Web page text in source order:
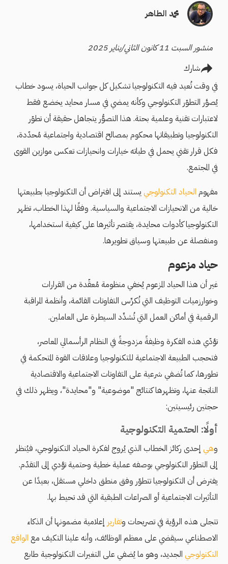
محمد الطاهر
منشور السبت 11 كانون الثاني/يناير 2025
شارك
في وقت تُعيد فيه التكنولوجيا تشكيل كل جوانب الحياة، يسود خطاب
يُصوَّر التطوّر التكنولوجي وكأنه يمضي في مسار محايد يخضع فقط
لاعتبارات تقنية وعلمية بحتة. هذا التصوُّر يتجاهل حقيقة أن تطوّر
التكنولوجيا وتطبيقاتها محكوم بمصالح اقتصادية واجتماعية مُحدّدة،
فكل قرار تقني يحمل في طياته خيارات وانحيازات تعكس موازين القوى
في المجتمع.
مفهوم الحياد التكنولوجي يستند إلى افتراض أن التكنولوجيا بطبيعتها
خالية من الانحيازات الاجتماعية والسياسية. وفقًا لهذا الخطاب، تظهر
التكنولوجيا كأدوات محايدة، يقتصر تأثيرها على كيفية استخدامها،
ومنفصلة عن طبيعتها وسياق تطويرها.
حياد مزعوم
غير أن هذا الحياد المزعوم يُخفي منظومة مُعقّدة من القرارات
وخوارزميات التوظيف التي تُكرِّس التفاوتات القائمة، وأنظمة المراقبة
الرقمية في أماكن العمل التي تُشدِّد السيطرة على العاملين.
تؤدّي هذه الفكرة وظيفةً مزدوجةً في النظام الرأسمالي المعاصر،
فتحجب الطبيعة الاجتماعية للتكنولوجيا وعلاقات القوة المتحكمة في
تطورها، كما تُضفي شرعية على التفاوتات الاجتماعية والاقتصادية
الناتجة عنها، وتظهرها كنتائج "موضوعية" و"محايدة"، ويظهر ذلك في
حجتين رئيسيتين:
أولًا: الحتمية التكنولوجية
وهي إحدى ركائز الخطاب الذي يُروج لفكرة الحياد التكنولوجي، فيُنظر
إلى التطوّر التكنولوجي بوصفه عملية خطية وحتمية تؤدي إلى التقدّم.
يفترض أن التكنولوجيا تتطوّر وفق منطق داخلي مستقل، بعيدًا عن
التأثيرات الاجتماعية أو الصراعات الطبقية التي قد تحيط بها.
تتجلى هذه الرؤية في تصريحات وتقارير إعلامية مضمونها أن الذكاء
الاصطناعي سيقضي على معظم الوظائف، وأنه علينا التكيف مع الواقع
التكنولوجي الجديد، وهو ما يُضفي على التغيرات التكنولوجية طابع